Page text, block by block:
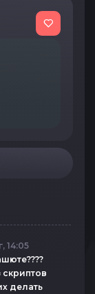
14:05
делать